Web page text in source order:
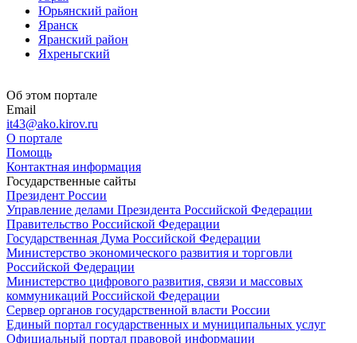
Юрьянский район
Яранск
Яранский район
Яхреньгский
Об этом портале
Email
it43@ako.kirov.ru
О портале
Помощь
Контактная информация
Государственные сайты
Президент России
Управление делами Президента Российской Федерации
Правительство Российской Федерации
Государственная Дума Российской Федерации
Министерство экономического развития и торговли
Российской Федерации
Министерство цифрового развития, связи и массовых
коммуникаций Российской Федерации
Сервер органов государственной власти России
Единый портал государственных и муниципальных услуг
Официальный портал правовой информации